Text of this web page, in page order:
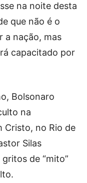
na noite desta
que não é o
a nação, mas
capacitado por
Bolsonaro
na
Cristo, no Rio de
Silas
de “mito”